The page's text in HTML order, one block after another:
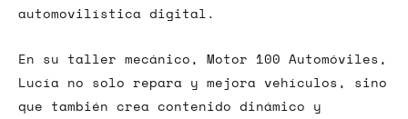
automovilística digital.
En su taller mecánico, Motor 100 Automóviles,
Lucía no solo repara y mejora vehículos, sino
que también crea contenido dinámico y